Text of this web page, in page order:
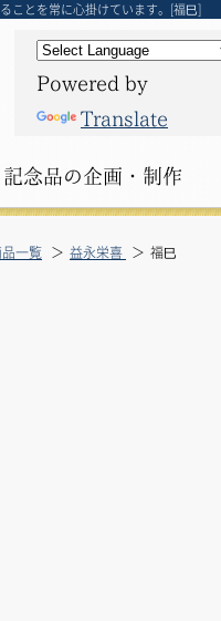
ことを常に心掛けています。[福巳]
Powered by
Translate
記念品の企画・制作
一覧 益永栄喜 福巳